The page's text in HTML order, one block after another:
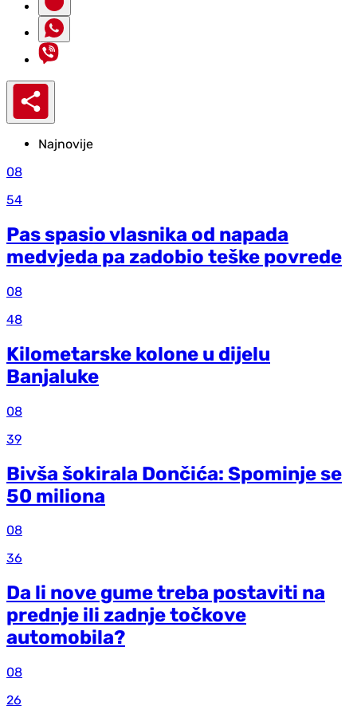
Najnovije
08
54
Pas spasio vlasnika od napada
medvjeda pa zadobio teške povrede
08
48
Kilometarske kolone u dijelu
Banjaluke
08
39
Bivša šokirala Dončića: Spominje se
50 miliona
08
36
Da li nove gume treba postaviti na
prednje ili zadnje točkove
automobila?
08
26